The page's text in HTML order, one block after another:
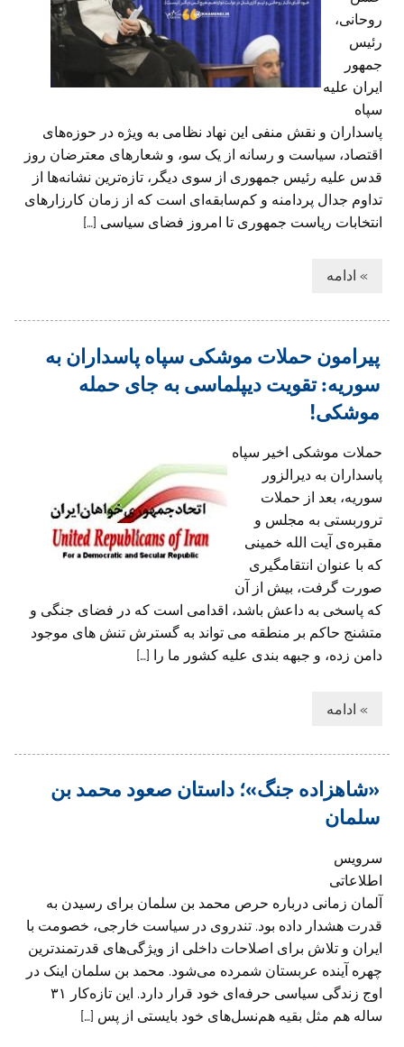
روحانی،
رئیس
جمهور
ایران علیه
سپاه
پاسداران و نقش منفی این نهاد نظامی به ویژه در حوزه‌های
اقتصاد، سیاست و رسانه از یک سو، و شعارهای معترضان روز
قدس علیه رئیس جمهوری از سوی دیگر، تازه‌ترین نشانه‌ها از
تداوم جدال پردامنه و کم‌سابقه‌ای است که از زمان کارزارهای
انتخابات ریاست جمهوری تا امروز فضای سیاسی […]
» ادامه
پیرامون حملات موشکی سپاه پاسداران به
سوریه: تقویت دیپلماسی به جای حمله
موشکی!
حملات موشکی اخیر سپاه
پاسداران به دیرالزور
سوریه، بعد از حملات
تروربستی به مجلس و
مقبره‌‌‌‌ی آیت الله خمینی
که با عنوان انتقامگیری
صورت گرفت، بیش از آن
که پاسخی به داعش باشد، اقدامی است که در فضای جنگی و
متشنج حاکم بر منطقه می تواند به گسترش تنش های موجود
دامن زده، و جبهه بندی علیه کشور ما را […]
» ادامه
«شاهزاده جنگ»؛ داستان صعود محمد بن
سلمان
سرویس
اطلاعاتی
آلمان زمانی درباره حرص محمد بن سلمان برای رسیدن به
قدرت هشدار داده بود. تندروی در سیاست خارجی، خصومت با
ایران و تلاش برای اصلاحات داخلی از ویژگی‌های قدرتمندترین
چهره آینده عربستان شمرده می‌شود. محمد بن سلمان اینک در
اوج زندگی سیاسی حرفه‌ای خود قرار دارد. این تازه‌کار ۳۱
ساله هم مثل بقیه هم‌نسل‌های خود بایستی از پس […]